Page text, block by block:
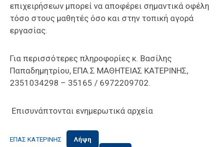
επιχειρήσεων μπορεί να αποφέρει σημαντικά οφέλη
τόσο στους μαθητές όσο και στην τοπική αγορά
εργασίας.
Για περισσότερες πληροφορίες κ. Βασίλης
Παπαδημητρίου, ΕΠΑ.Σ ΜΑΘΗΤΕΙΑΣ ΚΑΤΕΡΙΝΗΣ,
2351034298 – 35165 / 6972209702.
Επισυνάπτονται ενημερωτικά αρχεία
ΕΠΑΣ ΚΑΤΕΡΙΝΗΣ
Λήψη